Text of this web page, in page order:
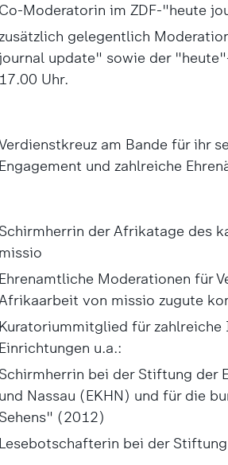
Co-Moderatorin im ZDF-"heute
gelegentlich
update" sowie der
17.00 Uhr.
am Bande für ihr
Engagement und zahlreiche
Schirmherrin der Afrikatage des
missio
Ehrenamtliche Moderationen für
von missio zugute
Kuratoriummitglied für
Einrichtungen u.a.:
Schirmherrin bei der Stiftung der
und Nassau (EKHN) und für die
Sehens" (2012)
Lesebotschafterin bei der Stiftung